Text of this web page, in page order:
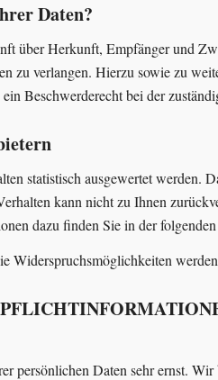
Daten?
über Herkunft, Empfänger und
zu verlangen. Hierzu sowie zu
Beschwerderecht bei der
statistisch ausgewertet
kann nicht zu Ihnen
dazu finden Sie in der
Widerspruchsmöglichkeiten
persönlichen Daten sehr ernst.